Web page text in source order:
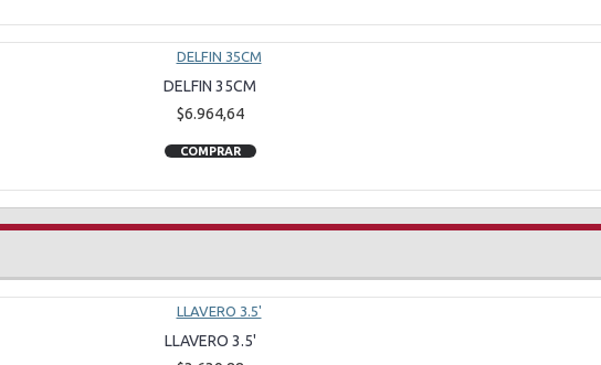
DELFIN 35CM
$6.964,64
COMPRAR
LLAVERO 3.5'